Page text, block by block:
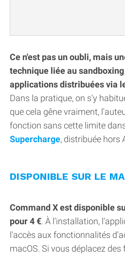
Ce n'est pas un oubli, mais
technique liée au
applications distribuées via
Dans la pratique, on s'y
que cela gêne vraiment,
fonction sans cette limite
Supercharge, distribuée hors
DISPONIBLE SUR LE
Command X est disponible
pour 4 €. À l'installation,
l'accès aux fonctionnalités
macOS. Si vous déplacez